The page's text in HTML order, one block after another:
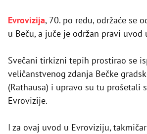
Evrovizija, 70. po redu, održaće se
u Beču, a juče je održan pravi uvod
Svečani tirkizni tepih prostirao se
veličanstvenog zdanja Bečke
(Rathausa) i upravo su tu prošetali
Evrovizije.
I za ovaj uvod u Evroviziju,